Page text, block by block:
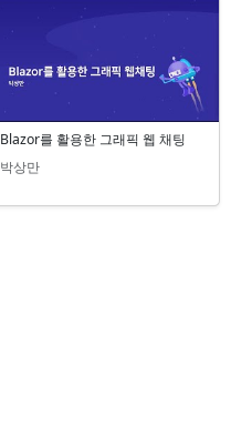
Blazor를 활용한 그래픽 웹 채팅
박상만